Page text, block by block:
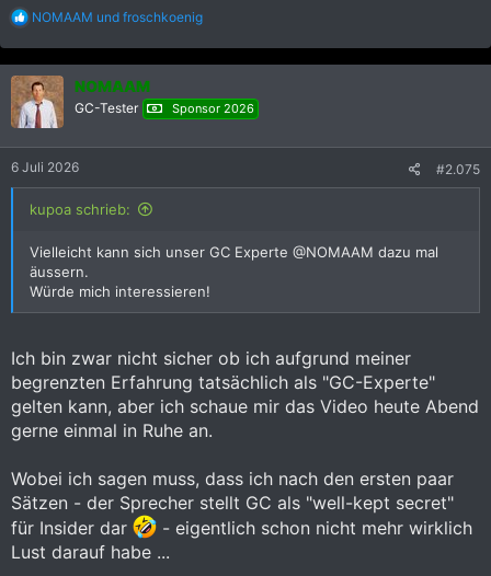
R
a
k
t
i
o
n
:
NOMAAM und froschkoenig
NOMAAM
GC-Tester Sponsor 2026
6 Juli 2026 #2.075
kupoa schrieb:
Vielleicht kann sich unser GC Experte @NOMAAM dazu mal
äussern.
Würde mich interessieren!
Ich bin zwar nicht sicher ob ich aufgrund meiner
begrenzten Erfahrung tatsächlich als "GC-Experte"
gelten kann, aber ich schaue mir das Video heute Abend
gerne einmal in Ruhe an.
Wobei ich sagen muss, dass ich nach den ersten paar
Sätzen - der Sprecher stellt GC als "well-kept secret"
für Insider dar
- eigentlich schon nicht mehr wirklich
Lust darauf habe ...